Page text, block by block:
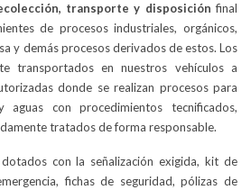
transporte y disposición final
de procesos industriales, orgánicos,
y demás procesos derivados de estos. Los
transportados en nuestros vehículos a
donde se realizan procesos para
con procedimientos tecnificados,
tratados de forma responsable.
con la señalización exigida, kit de
fichas de seguridad, pólizas de